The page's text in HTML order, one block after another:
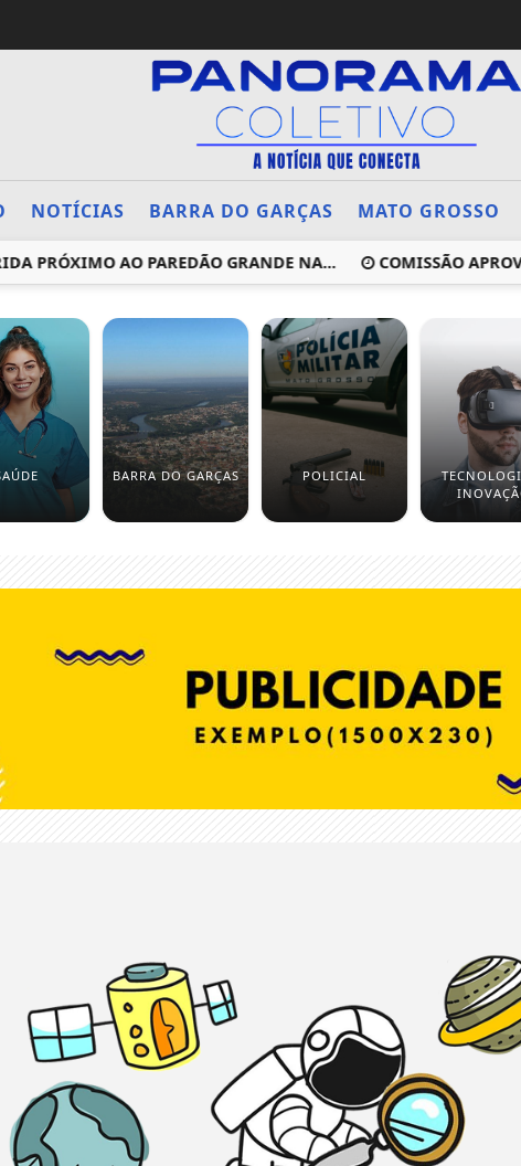
NOTÍCIAS BARRA DO GARÇAS MATO GROSSO
PRÓXIMO AO PAREDÃO GRANDE NA... COMISSÃO
BARRA DO GARÇAS POLICIAL